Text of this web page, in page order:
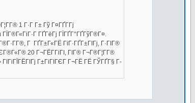
1 Г·Г Г± Гў Г¤ГҐГ­Гј
ГҐГёГј ГЇГҐГ°ГҐГўГ®Г¤.
Г ГҐГ±Г«ГЁ ГіГ·ГҐГ±ГІГј, Г·ГІГ®
20 Г¬ГЁГ­ГіГІ, ГІГ® Г¬Г®Г¦Г­Г®
Г±ГіГІГЄГ Г¬ГЁ ГЁ ГЎГҐГ§ Г­